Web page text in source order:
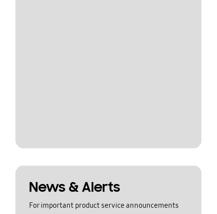
News & Alerts
For important product service announcements